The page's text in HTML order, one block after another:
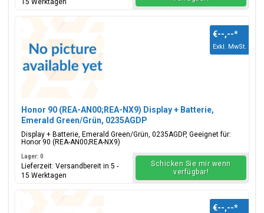
15 Werktagen
Honor 90 (REA-AN00;REA-NX9) Display + Batterie,
Emerald Green/Grün, 0235AGDP
Display + Batterie, Emerald Green/Grün, 0235AGDP, Geeignet für:
Honor 90 (REA-AN00;REA-NX9)
€--,--*
Exkl. MwSt.
Lager: 0
Lieferzeit: Versandbereit in 5 -
15 Werktagen
Schicken Sie mir wenn
verfügbar!
€--,--*